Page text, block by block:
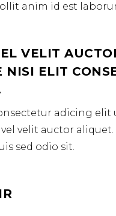
anim id est
VELIT
ELIT
adicing
velit auctor
sed odio sit.